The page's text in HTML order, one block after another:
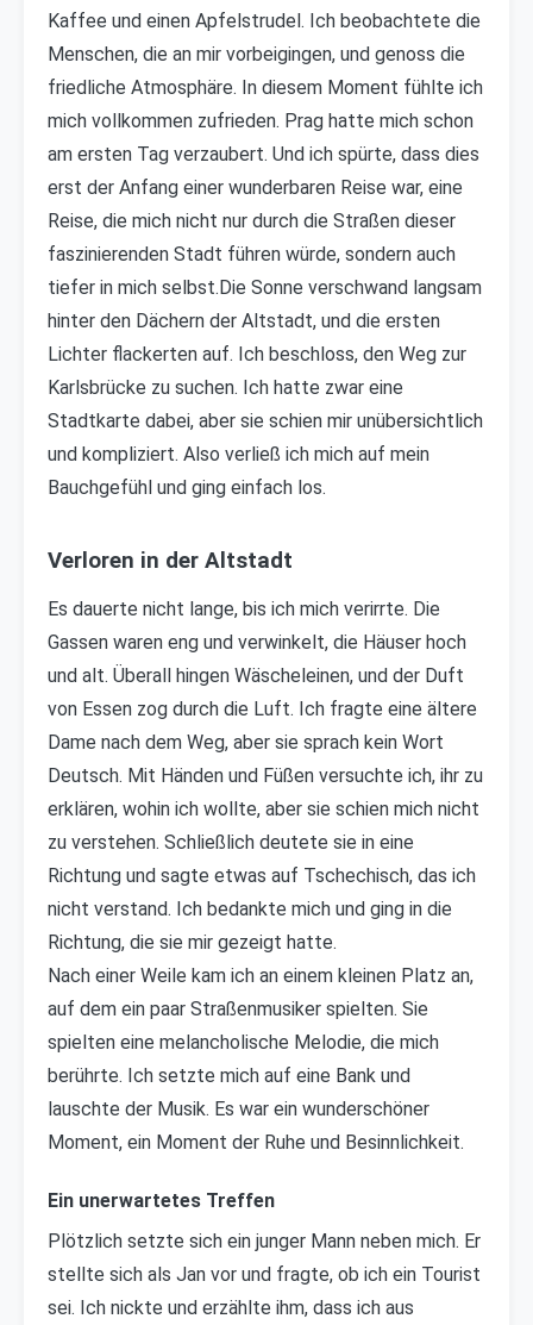
Kaffee und einen Apfelstrudel. Ich beobachtete die
Menschen, die an mir vorbeigingen, und genoss die
friedliche Atmosphäre. In diesem Moment fühlte ich
mich vollkommen zufrieden. Prag hatte mich schon
am ersten Tag verzaubert. Und ich spürte, dass dies
erst der Anfang einer wunderbaren Reise war, eine
Reise, die mich nicht nur durch die Straßen dieser
faszinierenden Stadt führen würde, sondern auch
tiefer in mich selbst.Die Sonne verschwand langsam
hinter den Dächern der Altstadt, und die ersten
Lichter flackerten auf. Ich beschloss, den Weg zur
Karlsbrücke zu suchen. Ich hatte zwar eine
Stadtkarte dabei, aber sie schien mir unübersichtlich
und kompliziert. Also verließ ich mich auf mein
Bauchgefühl und ging einfach los.
Verloren in der Altstadt
Es dauerte nicht lange, bis ich mich verirrte. Die
Gassen waren eng und verwinkelt, die Häuser hoch
und alt. Überall hingen Wäscheleinen, und der Duft
von Essen zog durch die Luft. Ich fragte eine ältere
Dame nach dem Weg, aber sie sprach kein Wort
Deutsch. Mit Händen und Füßen versuchte ich, ihr zu
erklären, wohin ich wollte, aber sie schien mich nicht
zu verstehen. Schließlich deutete sie in eine
Richtung und sagte etwas auf Tschechisch, das ich
nicht verstand. Ich bedankte mich und ging in die
Richtung, die sie mir gezeigt hatte.
Nach einer Weile kam ich an einem kleinen Platz an,
auf dem ein paar Straßenmusiker spielten. Sie
spielten eine melancholische Melodie, die mich
berührte. Ich setzte mich auf eine Bank und
lauschte der Musik. Es war ein wunderschöner
Moment, ein Moment der Ruhe und Besinnlichkeit.
Ein unerwartetes Treffen
Plötzlich setzte sich ein junger Mann neben mich. Er
stellte sich als Jan vor und fragte, ob ich ein Tourist
sei. Ich nickte und erzählte ihm, dass ich aus